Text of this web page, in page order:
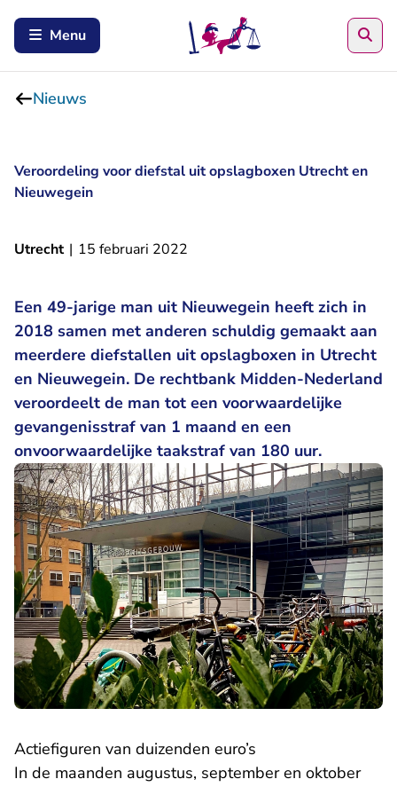
Menu
Nieuws
Veroordeling voor diefstal uit opslagboxen Utrecht en
Nieuwegein
Utrecht | 15 februari 2022
Een 49-jarige man uit Nieuwegein heeft zich in
2018 samen met anderen schuldig gemaakt aan
meerdere diefstallen uit opslagboxen in Utrecht
en Nieuwegein. De rechtbank Midden-Nederland
veroordeelt de man tot een voorwaardelijke
gevangenisstraf van 1 maand en een
onvoorwaardelijke taakstraf van 180 uur.
Actiefiguren van duizenden euro’s
In de maanden augustus, september en oktober